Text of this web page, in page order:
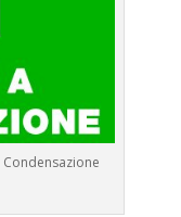
Condensazione